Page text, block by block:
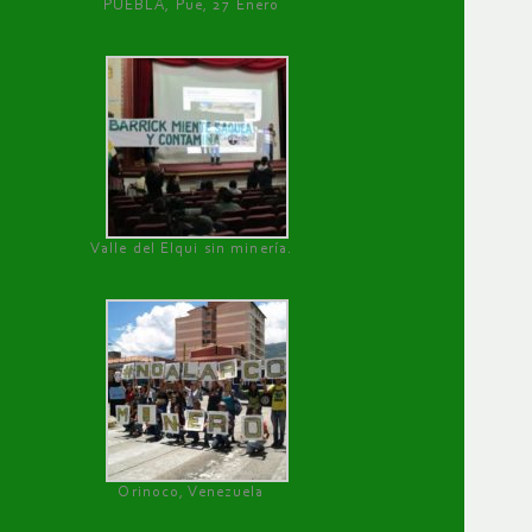
PUEBLA, Pue, 27 Enero
Valle del Elqui sin minería.
Orinoco, Venezuela